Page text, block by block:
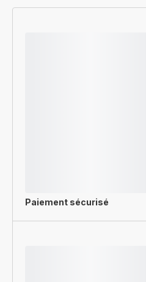
Paiement sécurisé